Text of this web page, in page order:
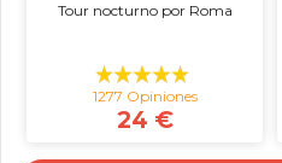
Tour nocturno por Roma
1277 Opiniones
24 €